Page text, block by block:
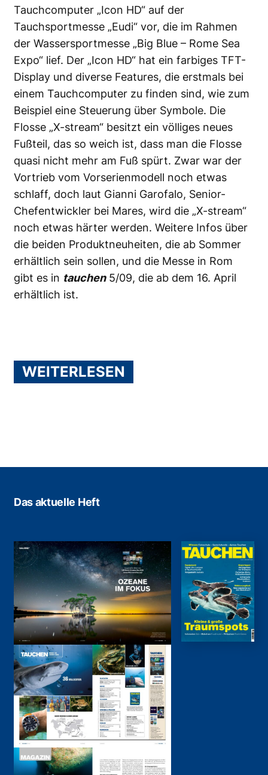
Tauchcomputer „Icon HD“ auf der
Tauchsportmesse „Eudi“ vor, die im Rahmen
der Wassersportmesse „Big Blue – Rome Sea
Expo“ lief. Der „Icon HD“ hat ein farbiges TFT-
Display und diverse Features, die erstmals bei
einem Tauchcomputer zu finden sind, wie zum
Beispiel eine Steuerung über Symbole. Die
Flosse „X-stream“ besitzt ein völliges neues
Fußteil, das so weich ist, dass man die Flosse
quasi nicht mehr am Fuß spürt. Zwar war der
Vortrieb vom Vorserienmodell noch etwas
schlaff, doch laut Gianni Garofalo, Senior-
Chefentwickler bei Mares, wird die „X-stream“
noch etwas härter werden. Weitere Infos über
die beiden Produktneuheiten, die ab Sommer
erhältlich sein sollen, und die Messe in Rom
gibt es in tauchen5/09, die ab dem 16. April
erhältlich ist.
WEITERLESEN
Das aktuelle Heft